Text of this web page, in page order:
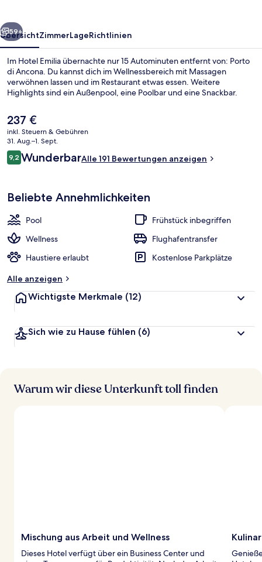
Unterkunftsgelände
Weiter
59+
ÜbersichtZimmerLageRichtlinien
Im Hotel Emilia übernachte nur 15 Autominuten entfernt von: Porto
di Ancona. Du kannst dich im Wellnessbereich mit Massagen
verwöhnen lassen und im Restaurant etwas essen. Weitere
Highlights sind ein Außenpool, eine Poolbar und eine Snackbar.
Der
aktuelle
Preis
beträgt
237 €.
237 €
inkl. Steuern & Gebühren
31. Aug.–1. Sept.
Bewertungen
9,29,2 von 10.
WunderbarAlle 191 Bewertungen anzeigen
Beliebte Annehmlichkeiten
Pool
Frühstück inbegriffen
Wellness
Flughafentransfer
Haustiere erlaubt
Kostenlose Parkplätze
Alle anzeigen
Wichtigste Merkmale (12)
Sich wie zu Hause fühlen (6)
Warum wir diese Unterkunft toll finden
Mischung aus Arbeit und Wellness
Dieses Hotel verfügt über ein Business Center und